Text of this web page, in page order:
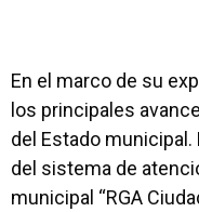
En el marco de su
los principales
del Estado
del sistema de
municipal “RGA